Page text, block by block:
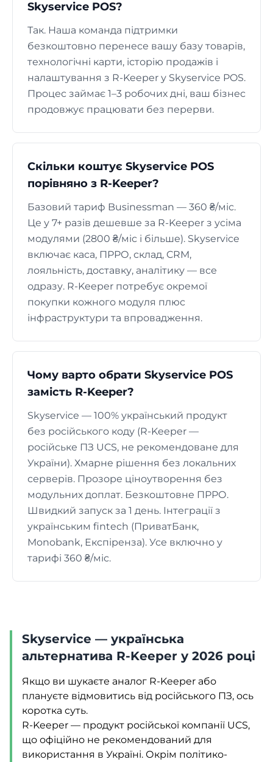
Skyservice POS?
Так. Наша команда підтримки
безкоштовно перенесе вашу базу товарів,
технологічні карти, історію продажів і
налаштування з R-Keeper у Skyservice POS.
Процес займає 1–3 робочих дні, ваш бізнес
продовжує працювати без перерви.
Скільки коштує Skyservice POS
порівняно з R-Keeper?
Базовий тариф Businessman — 360 ₴/міс.
Це у 7+ разів дешевше за R-Keeper з усіма
модулями (2800 ₴/міс і більше). Skyservice
включає каса, ПРРО, склад, CRM,
лояльність, доставку, аналітику — все
одразу. R-Keeper потребує окремої
покупки кожного модуля плюс
інфраструктури та впровадження.
Чому варто обрати Skyservice POS
замість R-Keeper?
Skyservice — 100% український продукт
без російського коду (R-Keeper —
російське ПЗ UCS, не рекомендоване для
України). Хмарне рішення без локальних
серверів. Прозоре ціноутворення без
модульних доплат. Безкоштовне ПРРО.
Швидкий запуск за 1 день. Інтеграції з
українським fintech (ПриватБанк,
Monobank, Експіренза). Усе включно у
тарифі 360 ₴/міс.
Skyservice — українська
альтернатива R-Keeper у 2026 році
Якщо ви шукаєте аналог R-Keeper або
плануєте відмовитись від російського ПЗ, ось
коротка суть.
R-Keeper — продукт російської компанії UCS,
що офіційно не рекомендований для
використання в Україні. Окрім політико-